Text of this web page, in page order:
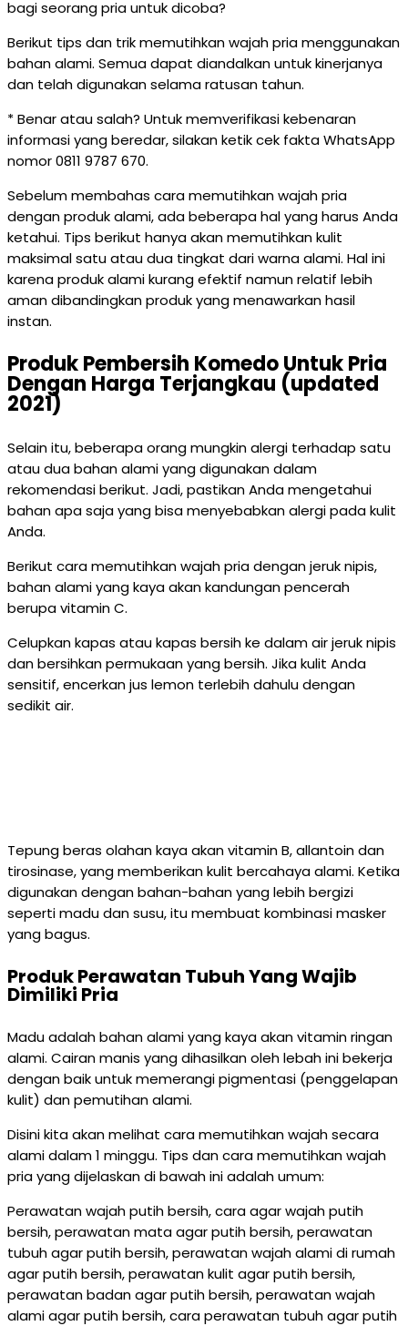
bagi seorang pria untuk dicoba?
Berikut tips dan trik memutihkan wajah pria menggunakan
bahan alami. Semua dapat diandalkan untuk kinerjanya
dan telah digunakan selama ratusan tahun.
* Benar atau salah? Untuk memverifikasi kebenaran
informasi yang beredar, silakan ketik cek fakta WhatsApp
nomor 0811 9787 670.
Sebelum membahas cara memutihkan wajah pria
dengan produk alami, ada beberapa hal yang harus Anda
ketahui. Tips berikut hanya akan memutihkan kulit
maksimal satu atau dua tingkat dari warna alami. Hal ini
karena produk alami kurang efektif namun relatif lebih
aman dibandingkan produk yang menawarkan hasil
instan.
Produk Pembersih Komedo Untuk Pria
Dengan Harga Terjangkau (updated
2021)
Selain itu, beberapa orang mungkin alergi terhadap satu
atau dua bahan alami yang digunakan dalam
rekomendasi berikut. Jadi, pastikan Anda mengetahui
bahan apa saja yang bisa menyebabkan alergi pada kulit
Anda.
Berikut cara memutihkan wajah pria dengan jeruk nipis,
bahan alami yang kaya akan kandungan pencerah
berupa vitamin C.
Celupkan kapas atau kapas bersih ke dalam air jeruk nipis
dan bersihkan permukaan yang bersih. Jika kulit Anda
sensitif, encerkan jus lemon terlebih dahulu dengan
sedikit air.
Tepung beras olahan kaya akan vitamin B, allantoin dan
tirosinase, yang memberikan kulit bercahaya alami. Ketika
digunakan dengan bahan-bahan yang lebih bergizi
seperti madu dan susu, itu membuat kombinasi masker
yang bagus.
Produk Perawatan Tubuh Yang Wajib
Dimiliki Pria
Madu adalah bahan alami yang kaya akan vitamin ringan
alami. Cairan manis yang dihasilkan oleh lebah ini bekerja
dengan baik untuk memerangi pigmentasi (penggelapan
kulit) dan pemutihan alami.
Disini kita akan melihat cara memutihkan wajah secara
alami dalam 1 minggu. Tips dan cara memutihkan wajah
pria yang dijelaskan di bawah ini adalah umum:
Perawatan wajah putih bersih, cara agar wajah putih
bersih, perawatan mata agar putih bersih, perawatan
tubuh agar putih bersih, perawatan wajah alami di rumah
agar putih bersih, perawatan kulit agar putih bersih,
perawatan badan agar putih bersih, perawatan wajah
alami agar putih bersih, cara perawatan tubuh agar putih